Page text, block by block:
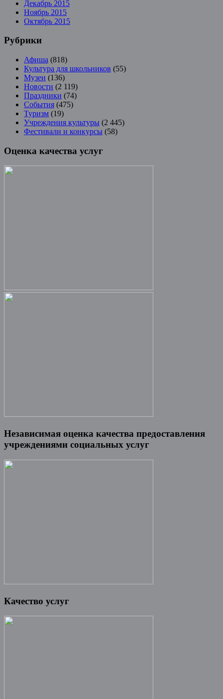
Декабрь 2015
Ноябрь 2015
Октябрь 2015
Рубрики
Афиша (818)
Культура для школьников (55)
Музеи (136)
Новости (2 119)
Праздники (74)
События (475)
Туризм (19)
Учреждения культуры (2 445)
Фестивали и конкурсы (58)
Оценка качества услуг
Независимая оценка качества предоставления
учреждениями социальных услуг
Качество услуг